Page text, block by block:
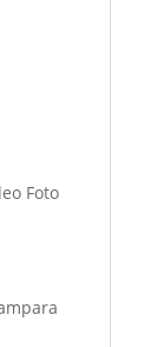
Foto